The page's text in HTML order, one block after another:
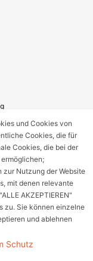
und Cookies von
Cookies, die für
Cookies, die bei der
Nutzung der Website
mit denen relevante
AKZEPTIEREN"
zu. Sie können einzelne
und ablehnen
Schutz